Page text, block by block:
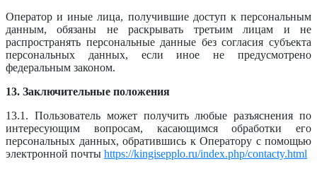
Оператор и иные лица, получившие доступ к персональным
данным, обязаны не раскрывать третьим лицам и не
распространять персональные данные без согласия субъекта
персональных данных, если иное не предусмотрено
федеральным законом.
13. Заключительные положения
13.1. Пользователь может получить любые разъяснения по
интересующим вопросам, касающимся обработки его
персональных данных, обратившись к Оператору с помощью
электронной почты https://kingisepplo.ru/index.php/contacty.html